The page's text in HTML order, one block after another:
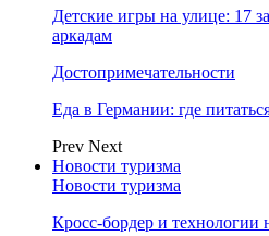
Детские игры на улице: 17
аркадам
Достопримечательности
Еда в Германии: где
Prev Next
Новости туризма
Новости туризма
Кросс-бордер и технологии